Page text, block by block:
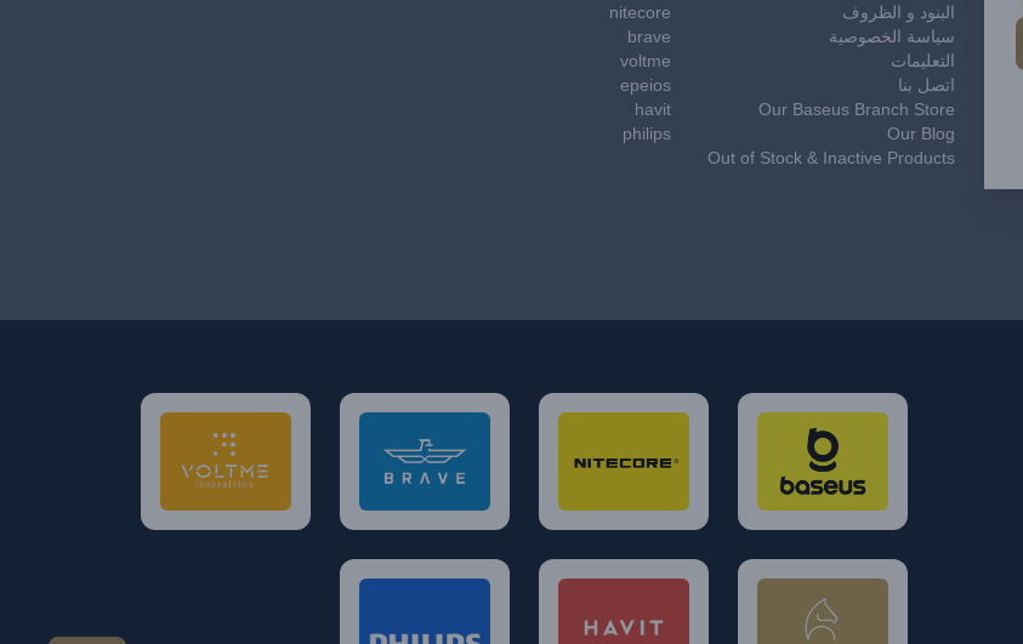
البنود و الظروف
سياسة الخصوصية
التعليمات
اتصل بنا
Our Baseus Branch Store
Our Blog
Out of Stock & Inactive Products
nitecore
brave
voltme
epeios
havit
philips